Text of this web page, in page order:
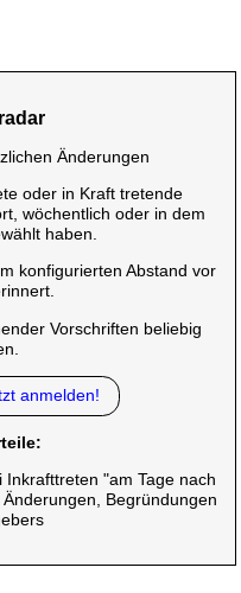
Änderungen
oder in Kraft tretende
wöchentlich oder in dem
haben.
konfigurierten Abstand vor
Vorschriften beliebig
anmelden!
"am Tage nach
Begründungen